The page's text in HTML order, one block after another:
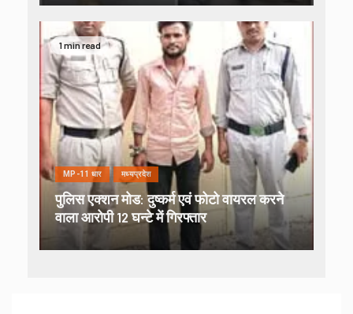
1 min read
MP-11 धार मध्यप्रदेश
पुलिस एक्शन मोड: दुष्कर्म एवं फोटो वायरल करने
वाला आरोपी 12 घन्टे में गिरफ्तार